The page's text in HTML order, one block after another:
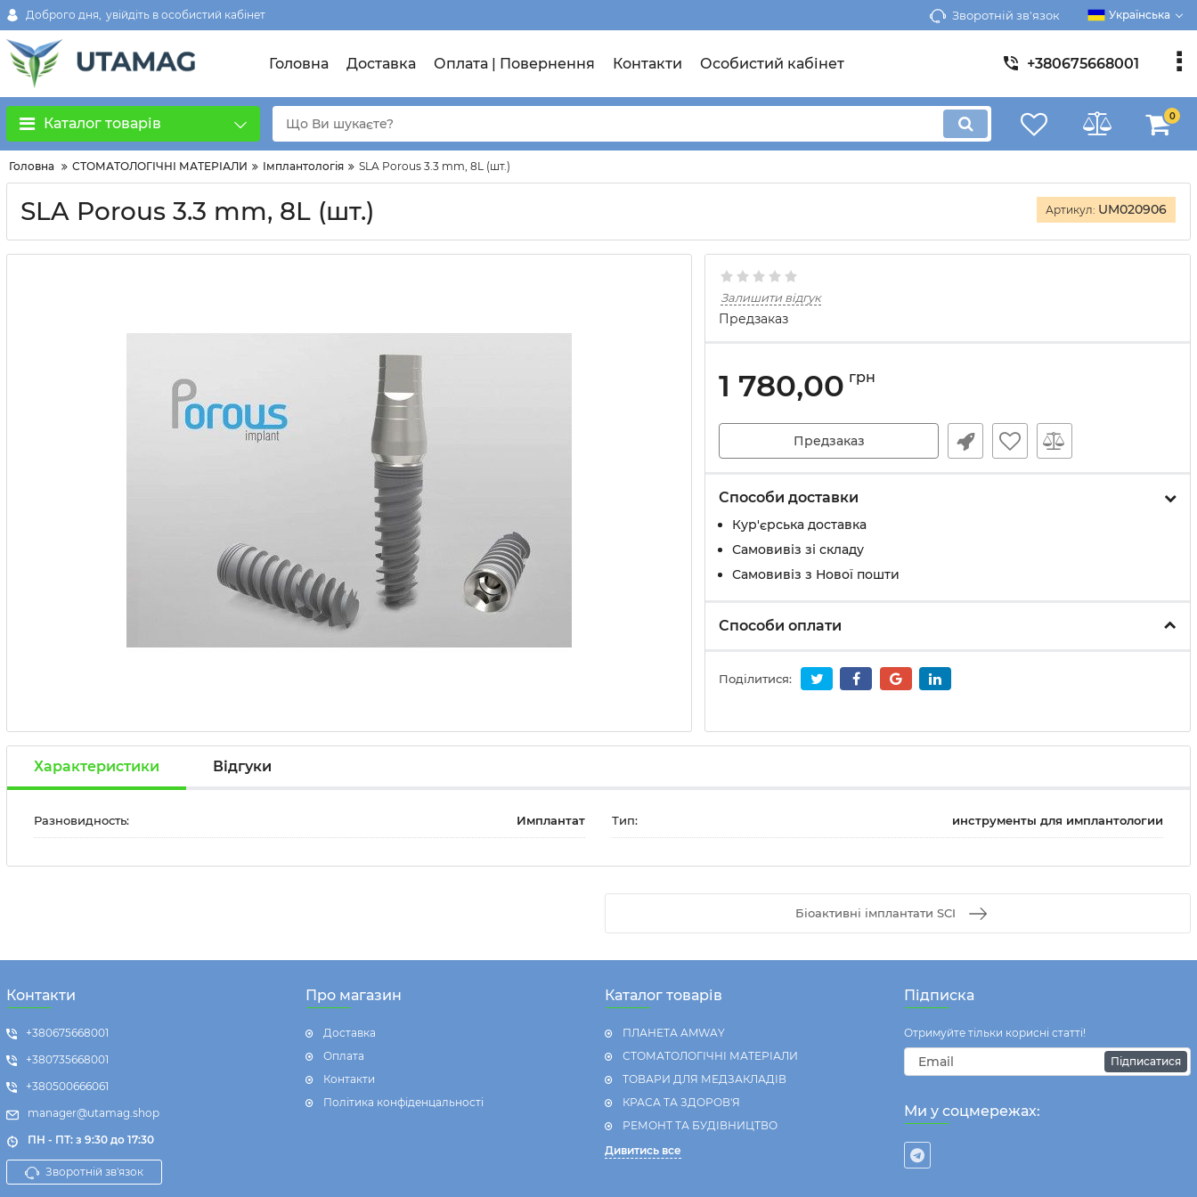
Доброго дня, увійдіть в особистий кабінет Зворотній зв'язок Українська
Головна Доставка Оплата | Повернення Контакти Особистий кабінет +380675668001
Каталог товарів 0
Головна СТОМАТОЛОГІЧНІ МАТЕРІАЛИ Імплантологія SLA Porous 3.3 mm, 8L (шт.)
SLA Porous 3.3 mm, 8L (шт.) Артикул: UM020906
Залишити відгук
Предзаказ
1 780,00 грн
Предзаказ
Способи доставки
Кур'єрська доставка
Самовивіз зі складу
Самовивіз з Нової пошти
Способи оплати
Поділитися:
Характеристики Відгуки
Разновидность: Имплантат Тип: инструменты для имплантологии
Біоактивні імплантати SCI
Контакти
+380675668001
+380735668001
+380500666061
manager@utamag.shop
ПН - ПТ: з 9:30 до 17:30
Зворотній зв'язок
Про магазин
Доставка
Оплата
Контакти
Політика конфіденцальності
Каталог товарів
ПЛАНЕТА AMWAY
СТОМАТОЛОГІЧНІ МАТЕРІАЛИ
ТОВАРИ ДЛЯ МЕДЗАКЛАДІВ
КРАСА ТА ЗДОРОВ'Я
РЕМОНТ ТА БУДІВНИЦТВО
Дивитись все
Підписка
Отримуйте тільки корисні статті!
Підписатися
Ми у соцмережах: